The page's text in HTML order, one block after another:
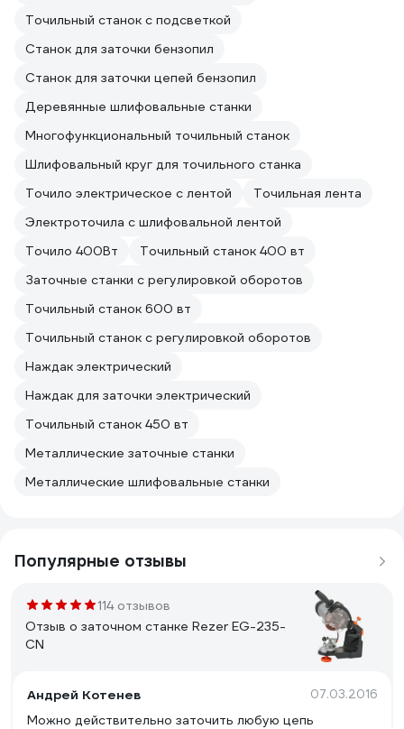
Точильный станок с подсветкой
Станок для заточки бензопил
Станок для заточки цепей бензопил
Деревянные шлифовальные станки
Многофункциональный точильный станок
Шлифовальный круг для точильного станка
Точило электрическое с лентой
Точильная лента
Электроточила с шлифовальной лентой
Точило 400Вт
Точильный станок 400 вт
Заточные станки с регулировкой оборотов
Точильный станок 600 вт
Точильный станок с регулировкой оборотов
Наждак электрический
Наждак для заточки электрический
Точильный станок 450 вт
Металлические заточные станки
Металлические шлифовальные станки
Популярные отзывы
114 отзывов
Отзыв о заточном станке Rezer EG-235-
CN
Андрей Котенев 07.03.2016
Можно действительно заточить любую цепь